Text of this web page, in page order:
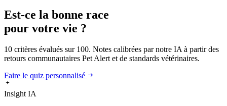
Est-ce la bonne race
pour votre vie ?
10 critères évalués sur 100. Notes calibrées par notre IA à partir des
retours communautaires Pet Alert et de standards vétérinaires.
Faire le quiz personnalisé
Insight IA